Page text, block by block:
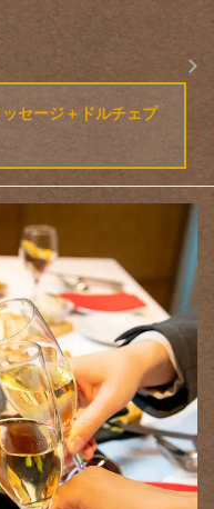
セージ＋ドルチェプ
アする
ニーマリス）本八幡
courses